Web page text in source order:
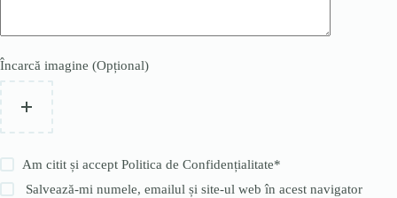
Încarcă imagine (Opțional)
Am citit și acceptPolitica de Confidențialitate*
Salvează-mi numele, emailul și site-ul web în acest navigator